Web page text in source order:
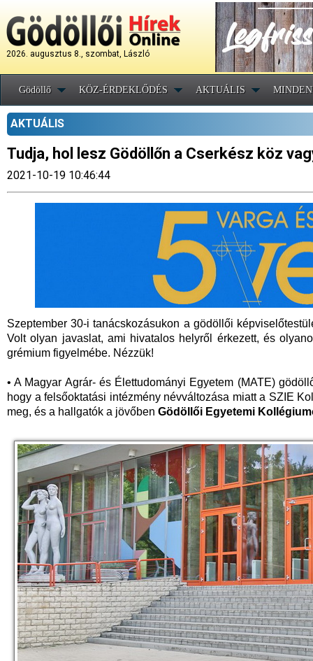
2026. augusztus 8., szombat, László
Gödöllő KÖZ-ÉRDEKLŐDÉS AKTUÁLIS
AKTUÁLIS
Tudja, hol lesz Gödöllőn a Cserkész köz
2021-10-19 10:46:44
Szeptember 30-i tanácskozásukon a gödöllői
Volt olyan javaslat, ami hivatalos helyről érkezett, és
grémium figyelmébe. Nézzük!
• A Magyar Agrár- és Élettudományi Egyetem (MATE)
hogy a felsőoktatási intézmény névváltozása miatt a SZIE
meg, és a hallgatók a jövőben Gödöllői Egyetemi